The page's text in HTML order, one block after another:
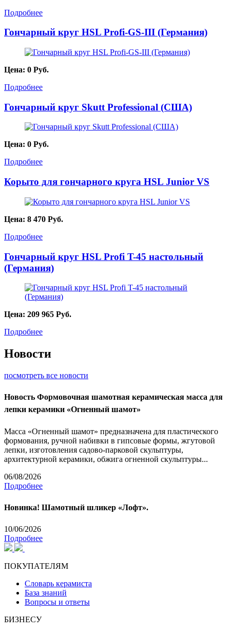
Подробнее
Гончарный круг HSL Profi-GS-III (Германия)
Цена: 0 Руб.
Подробнее
Гончарный круг Skutt Professional (США)
Цена: 0 Руб.
Подробнее
Корыто для гончарного круга HSL Junior VS
Цена: 8 470 Руб.
Подробнее
Гончарный круг HSL Profi T-45 настольный
(Германия)
Цена: 209 965 Руб.
Подробнее
Новости
посмотреть все новости
Новость Формовочная шамотная керамическая масса для
лепки керамики «Огненный шамот»
Масса «Огненный шамот» предназначена для пластического
формования, ручной набивки в гипсовые формы, жгутовой
лепки, изготовления садово-парковой скульптуры,
архитектурной керамики, обжига огненной скульптуры...
06/08/2026
Подробнее
Новинка! Шамотный шликер «Лофт».
10/06/2026
Подробнее
ПОКУПАТЕЛЯМ
Словарь керамиста
База знаний
Вопросы и ответы
БИЗНЕСУ